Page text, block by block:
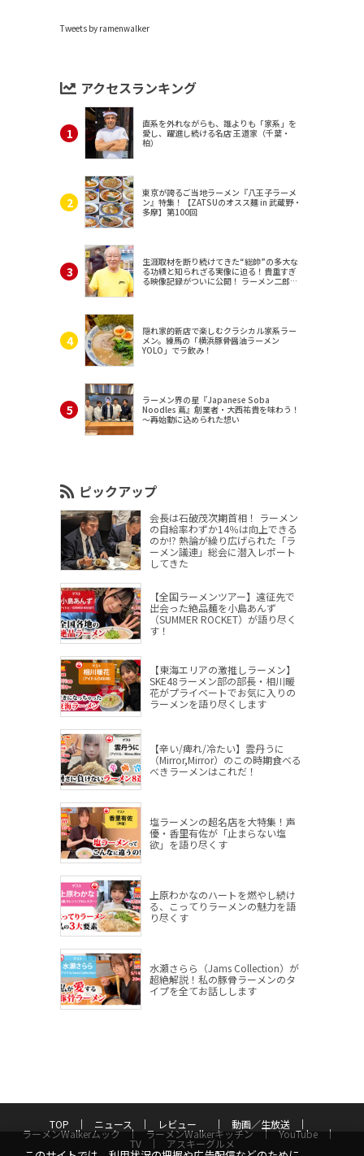
Tweets by ramenwalker
アクセスランキング
直系を外れながらも、誰よりも「家系」を
愛し、躍進し続ける名店 王道家（千葉・
柏）
東京が誇るご当地ラーメン『八王子ラーメ
ン』特集！【ZATSUのオスス麺 in 武蔵野・
多摩】第100回
生涯取材を断り続けてきた“総帥”の多大な
る功績と知られざる実像に迫る！貴重すぎ
る映像記録がついに公開！ ラーメン二郎
隠れ家的新店で楽しむクラシカル家系ラー
メン。練馬の「横浜豚骨醤油ラーメン
YOLO」でラ飲み！
ラーメン界の星『Japanese Soba
Noodles 蔦』創業者・大西祐貴を味わう！
～再始動に込められた想い
ピックアップ
会長は石破茂次期首相！ ラーメン
の自給率わずか14％は向上できる
のか!? 熱論が繰り広げられた「ラ
ーメン議連」総会に潜入レポート
してきた
【全国ラーメンツアー】遠征先で
出会った絶品麺を小島あんず
（SUMMER ROCKET）が語り尽く
す！
【東海エリアの激推しラーメン】
SKE48ラーメン部の部長・相川暖
花がプライベートでお気に入りの
ラーメンを語り尽くします
【辛い/痺れ/冷たい】雲丹うに
（Mirror,Mirror）のこの時期食べる
べきラーメンはこれだ！
塩ラーメンの超名店を大特集！声
優・香里有佐が「止まらない塩
欲」を語り尽くす
上原わかなのハートを燃やし続け
る、こってりラーメンの魅力を語
り尽くす
水瀬さらら（Jams Collection）が
超絶解説！私の豚骨ラーメンのタ
イプを全てお話しします
TOP ニュース レビュー 動画／生放送
ラーメンWalkerムック ラーメンWalkerキッチン YouTube
TV アスキーグルメ